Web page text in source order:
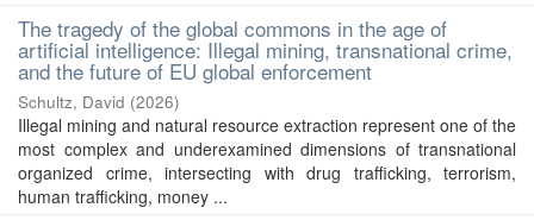
The tragedy of the global commons in the age of
artificial intelligence: Illegal mining, transnational crime,
and the future of EU global enforcement
Schultz, David (2026)
Illegal mining and natural resource extraction represent one of the
most complex and underexamined dimensions of transnational
organized crime, intersecting with drug trafficking, terrorism,
human trafficking, money ...